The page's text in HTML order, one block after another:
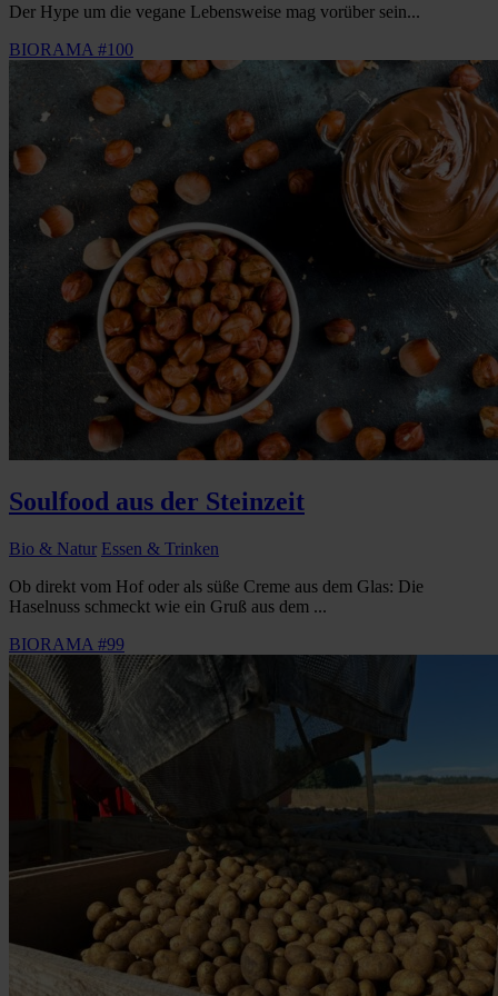
Der Hype um die vegane Lebensweise mag vorüber sein...
BIORAMA #100
Soulfood aus der Steinzeit
Bio & Natur Essen & Trinken
Ob direkt vom Hof oder als süße Creme aus dem Glas: Die
Haselnuss schmeckt wie ein Gruß aus dem ...
BIORAMA #99